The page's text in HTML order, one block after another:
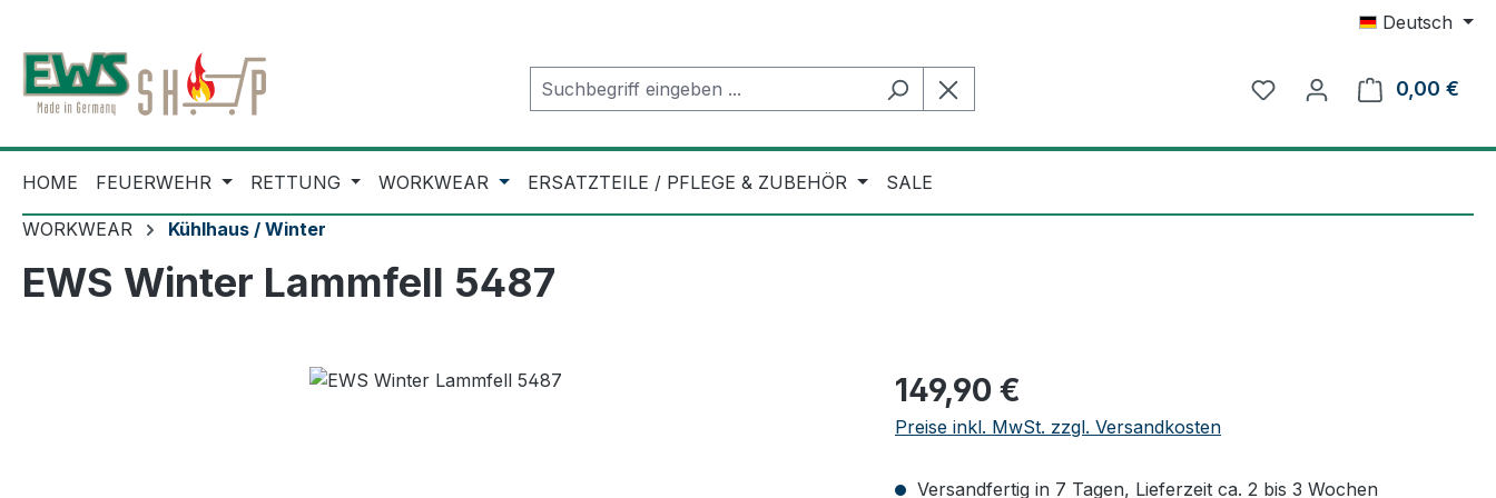
Deutsch
0,00 €
HOME FEUERWEHR RETTUNG WORKWEAR ERSATZTEILE / PFLEGE & ZUBEHÖR SALE
WORKWEAR Kühlhaus / Winter
EWS Winter Lammfell 5487
Regulärer Preis:
149,90 €
Preise inkl. MwSt. zzgl. Versandkosten
Versandfertig in 7 Tagen, Lieferzeit ca. 2 bis 3 Wochen